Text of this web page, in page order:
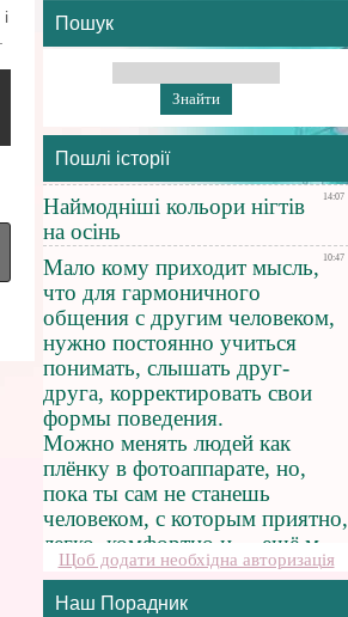
і
Пошук
Пошлі історії
Щоб додати необхідна авторизація
Наш Порадник